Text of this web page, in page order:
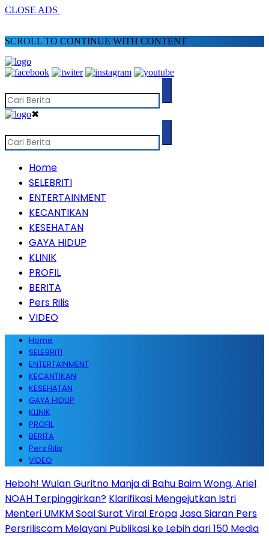
CLOSE ADS
SCROLL TO CONTINUE WITH CONTENT
✖
Home
SELEBRITI
ENTERTAINMENT
KECANTIKAN
KESEHATAN
GAYA HIDUP
KLINIK
PROFIL
BERITA
Pers Rilis
VIDEO
Home
SELEBRITI
ENTERTAINMENT
KECANTIKAN
KESEHATAN
GAYA HIDUP
KLINIK
PROFIL
BERITA
Pers Rilis
VIDEO
Heboh! Wulan Guritno Manja di Bahu Baim Wong, Ariel
NOAH Terpinggirkan? Klarifikasi Mengejutkan Istri
Menteri UMKM Soal Surat Viral EropaJasa Siaran Pers
Persriliscom Melayani Publikasi ke Lebih dari 150 Media